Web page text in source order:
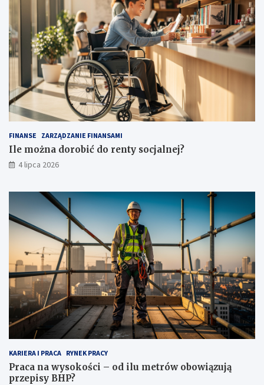
FINANSE ZARZĄDZANIE FINANSAMI
Ile można dorobić do renty socjalnej?
4 lipca 2026
KARIERA I PRACA RYNEK PRACY
Praca na wysokości – od ilu metrów obowiązują
przepisy BHP?